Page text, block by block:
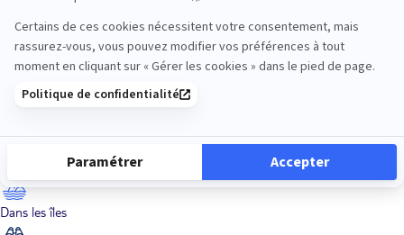
Croisières
Culture
Dans les îles